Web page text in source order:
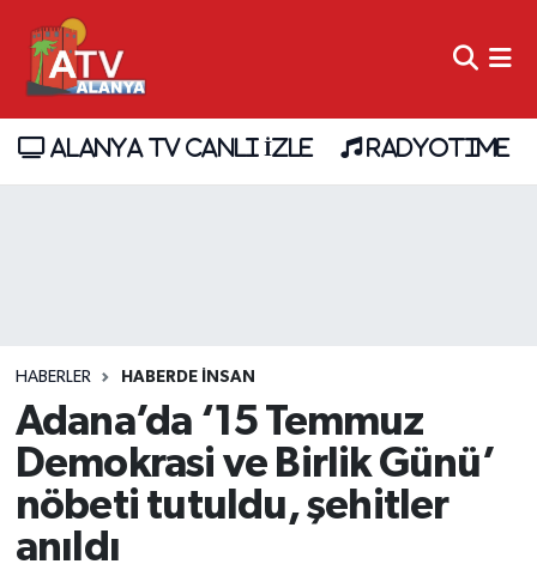
ALANYA TV CANLI İZLE RADYOTIME
HABERLER HABERDE INSAN
Adana’da ‘15 Temmuz
Demokrasi ve Birlik Günü’
nöbeti tutuldu, şehitler
anıldı